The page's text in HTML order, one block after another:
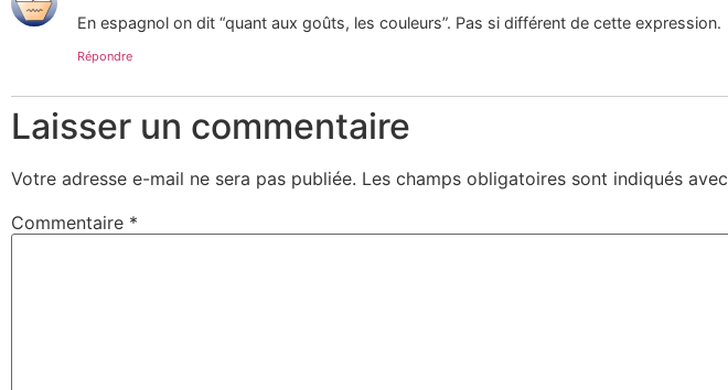
En espagnol on dit “quant aux goûts, les couleurs”. Pas si différent de cette expression.
Répondre
Laisser un commentaire
Votre adresse e-mail ne sera pas publiée. Les champs obligatoires sont indiqués avec
Commentaire *